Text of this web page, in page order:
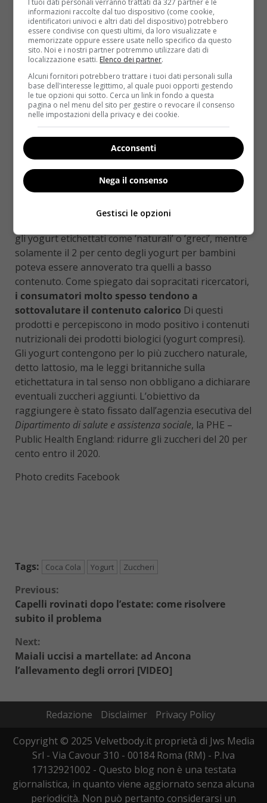
ancora se con un gusto fruttato e fresco.
Ovviamente la ricerca non vuole dire che tutti gli
yogurt siano da considerarsi nemici della linea e della
salute. Semmai, invita a controllare bene le etichette
e a non fidarsi di tutti gli yogurt proposti dal
bancone del supermercato. I ricercatori hanno
valutatoil contenuto di nutrienti di quasi 900
yogurt e prodotti a base di yogurtdisponibili
presso 5 delle principali catene di supermercati on-
line del Regno Unito.
Gli alimenti sono stati divisi in 2 categorie:quelli con
meno di 5 grammi di zucchero per 100 grammi
hanno ottenuto il via libera, mentre quelli con 22,5
grammi per 100 grammi sono da considerarsi ricchi
gli yogurt etichettati come ‘naturali’ o ‘greci’, mentre
solamente il 2 per cento degli yogurt per bambini
poteva essere annoverato tra quelli a basso
contenuto. Come spiegato dai sopracitati ricercatori,
i consumatori molto spesso tendono a
sottovalutare il contenuto calorico Di questi
prodotti e percepiscono in modo positivo i contenuti
nutrizionali dei prodotti biologici (yogurt compresi).
Gli yogurt contengono per lo più zucchero naturale,
detto lattosio, ma le leggi britanniche sulla
etichettatura in tal senso non obbligano a dichiarare
eventuali zuccheri aggiunti. L’obiettivo da
raggiungere è stato fissato dall’agenzia esecutiva del
Dipartimento di salute e assistenza sociale, la PHE –
Public Health England: ridurre gli zuccheri del 20 per
cento entro il 2020.
Photo credits Facebook
Tags: Coca Cola Yogurt Zuccheri
Continue
Reading
Previous:
Capelli rovinati dopo l’estate: come risolvere
subito il problema
Next:
Maiali uccisi a martellate: ad Ancona
l’allevamento degli orrori [VIDEO]
Redazione Disclaimer
Privacy Policy
Copyright © 2025 Velvetbody.it proprietà di Jws Media
Srl - Via Cavour 310 - 00184 Roma (RM) - P.Iva
17132921002 - Questo blog non è una testata
giornalistica, in quanto viene aggiornato senza alcuna
periodicità. Non può pertanto considerarsi un
I tuoi dati personali verranno trattati da 327 partner e le
informazioni raccolte dal tuo dispositivo (come cookie,
identificatori univoci e altri dati del dispositivo) potrebbero
essere condivise con questi ultimi, da loro visualizzate e
memorizzate oppure essere usate nello specifico da questo
sito. Noi e i nostri partner potremmo utilizzare dati di
localizzazione esatti. Elenco dei partner.
Alcuni fornitori potrebbero trattare i tuoi dati personali sulla
base dell'interesse legittimo, al quale puoi opporti gestendo
le tue opzioni qui sotto. Cerca un link in fondo a questa
pagina o nel menu del sito per gestire o revocare il consenso
nelle impostazioni della privacy e dei cookie.
Acconsenti
Nega il consenso
Gestisci le opzioni